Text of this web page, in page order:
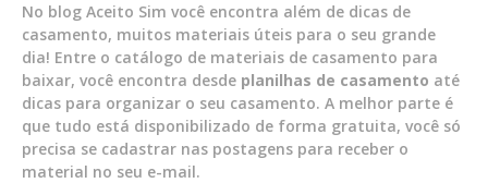
No blog Aceito Sim você encontra além de dicas de
casamento, muitos materiais úteis para o seu grande
dia! Entre o catálogo de materiais de casamento para
baixar, você encontra desde planilhas de casamento até
dicas para organizar o seu casamento. A melhor parte é
que tudo está disponibilizado de forma gratuita, você só
precisa se cadastrar nas postagens para receber o
material no seu e-mail.